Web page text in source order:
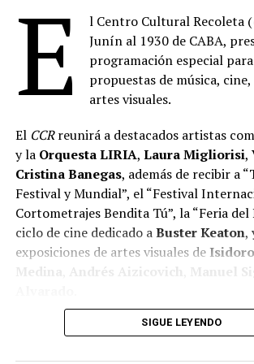
E l Centro Cultural Recoleta (
Junín al 1930 de CABA,
programación especial
propuestas de música,
artes visuales.
El CCRreunirá a destacados artistas
y la Orquesta LIRIA, Laura Migliorisi,
Cristina Banegas, además de recibir a
Festival y Mundial”, el “Festival
Cortometrajes Bendita Tú”, la “Feria del
ciclo de cine dedicado aBuster Keaton,
exposiciones de artes visuales de
Medina
Andrés Aizicovich Manuel
SIGUE LEYENDO